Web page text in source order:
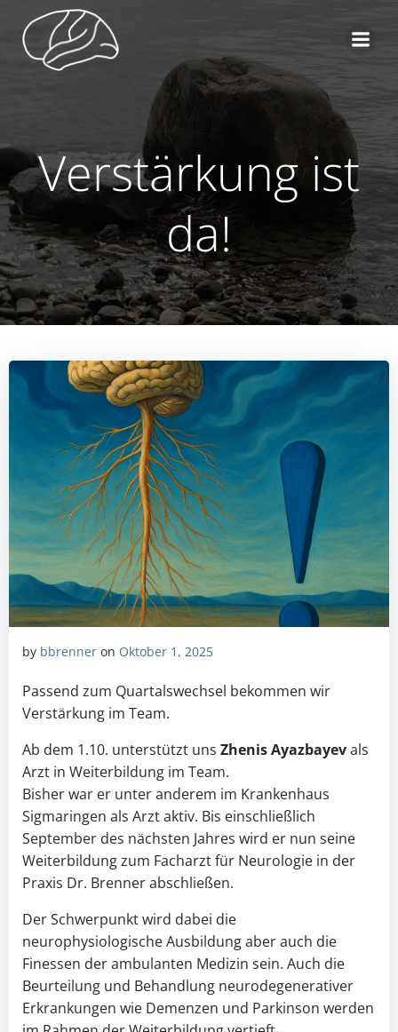
springen
Verstärkung ist
da!
by bbrenner on Oktober 1, 2025
Passend zum Quartalswechsel bekommen wir
Verstärkung im Team.
Ab dem 1.10. unterstützt uns Zhenis Ayazbayevals
Arzt in Weiterbildung im Team.
Bisher war er unter anderem im Krankenhaus
Sigmaringen als Arzt aktiv. Bis einschließlich
September des nächsten Jahres wird er nun seine
Weiterbildung zum Facharzt für Neurologie in der
Praxis Dr. Brenner abschließen.
Der Schwerpunkt wird dabei die
neurophysiologische Ausbildung aber auch die
Finessen der ambulanten Medizin sein. Auch die
Beurteilung und Behandlung neurodegenerativer
Erkrankungen wie Demenzen und Parkinson werden